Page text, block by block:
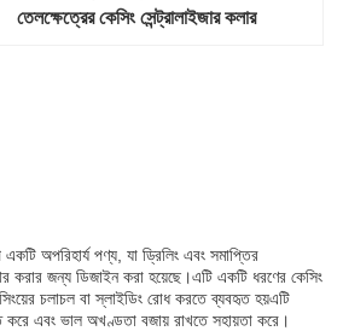
তেলক্ষেত্রের কেসিং সেন্ট্রালাইজার কলার
অপরিহার্য পণ্য, যা ড্রিলিং এবং সমাপ্তির
করার জন্য ডিজাইন করা হয়েছে।এটি একটি ধরণের কেসিং
চলাচল বা স্লাইডিং রোধ করতে ব্যবহৃত হয়এটি
করে এবং ভাল অখণ্ডতা বজায় রাখতে সহায়তা করে।